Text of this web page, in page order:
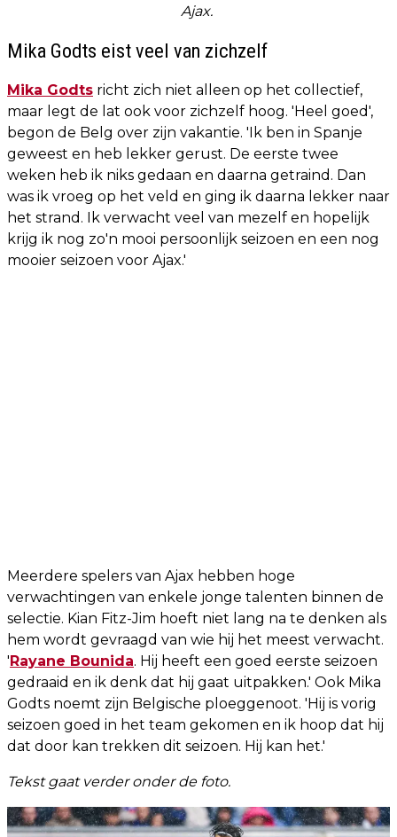
Ajax.
Mika Godts eist veel van zichzelf
Mika Godts richt zich niet alleen op het collectief,
maar legt de lat ook voor zichzelf hoog. 'Heel goed',
begon de Belg over zijn vakantie. 'Ik ben in Spanje
geweest en heb lekker gerust. De eerste twee
weken heb ik niks gedaan en daarna getraind. Dan
was ik vroeg op het veld en ging ik daarna lekker naar
het strand. Ik verwacht veel van mezelf en hopelijk
krijg ik nog zo'n mooi persoonlijk seizoen en een nog
mooier seizoen voor Ajax.'
Meerdere spelers van Ajax hebben hoge
verwachtingen van enkele jonge talenten binnen de
selectie. Kian Fitz-Jim hoeft niet lang na te denken als
hem wordt gevraagd van wie hij het meest verwacht.
'Rayane Bounida. Hij heeft een goed eerste seizoen
gedraaid en ik denk dat hij gaat uitpakken.' Ook Mika
Godts noemt zijn Belgische ploeggenoot. 'Hij is vorig
seizoen goed in het team gekomen en ik hoop dat hij
dat door kan trekken dit seizoen. Hij kan het.'
Tekst gaat verder onder de foto.